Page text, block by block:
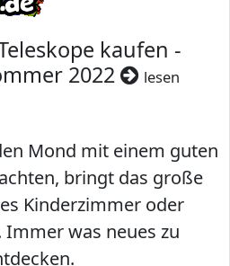
kaufen -
2022
lesen
Mond mit einem guten
bringt das große
Kinderzimmer oder
Immer was neues zu